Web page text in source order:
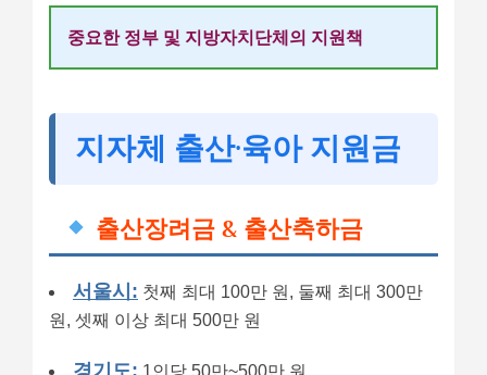
중요한 정부 및 지방자치단체의 지원책
지자체 출산·육아 지원금
출산장려금 & 출산축하금
서울시: 첫째 최대 100만 원, 둘째 최대 300만
원, 셋째 이상 최대 500만 원
경기도: 1인당 50만~500만 원